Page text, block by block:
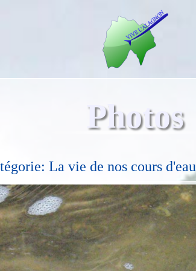
Photos
La vie de nos cours d'eau